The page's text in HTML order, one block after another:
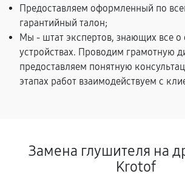
Предоставляем оформленный по
гарантийный талон;
Мы - штат экспертов, знающих все о
устройствах. Проводим грамотную
предоставляем понятную
этапах работ взаимодействуем с
Замена глушителя на
Krotof